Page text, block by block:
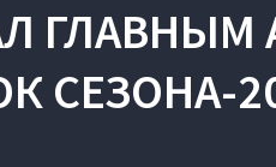
СЕЗОНА-